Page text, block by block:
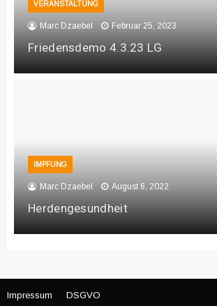
VERANSTALTUNG
Marc Dzaebel Februar 25, 2023
Friedensdemo 4.3.23 LG
IMPFUNG
Marc Dzaebel August 6, 2022
Herdengesundheit
Impressum DSGVO